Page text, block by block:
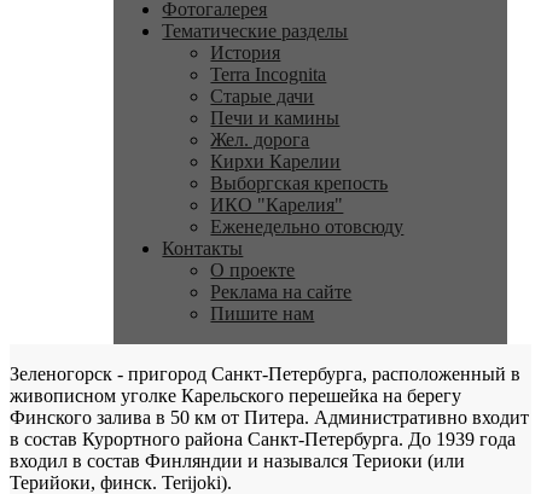
Фотогалерея
Тематические разделы
История
Terra Incognita
Старые дачи
Печи и камины
Жел. дорога
Кирхи Карелии
Выборгская крепость
ИКО "Карелия"
Еженедельно отовсюду
Контакты
О проекте
Реклама на сайте
Пишите нам
Зеленогорск - пригород Санкт-Петербурга, расположенный в
живописном уголке Карельского перешейка на берегу
Финского залива в 50 км от Питера. Административно входит
в состав Курортного района Санкт-Петербурга. До 1939 года
входил в состав Финляндии и назывался Териоки (или
Терийоки, финск. Terijoki).